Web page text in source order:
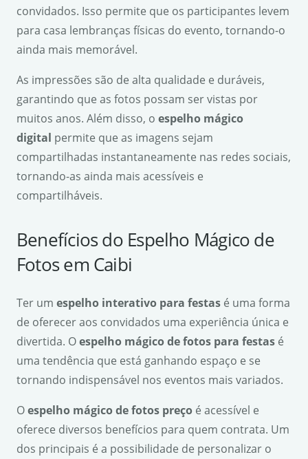
convidados. Isso permite que os participantes levem
para casa lembranças físicas do evento, tornando-o
ainda mais memorável.
As impressões são de alta qualidade e duráveis,
garantindo que as fotos possam ser vistas por
muitos anos. Além disso, o espelho mágico
digital permite que as imagens sejam
compartilhadas instantaneamente nas redes sociais,
tornando-as ainda mais acessíveis e
compartilháveis.
Benefícios do Espelho Mágico de
Fotos em Caibi
Ter um espelho interativo para festas é uma forma
de oferecer aos convidados uma experiência única e
divertida. Oespelho mágico de fotos para festas é
uma tendência que está ganhando espaço e se
tornando indispensável nos eventos mais variados.
Oespelho mágico de fotos preço é acessível e
oferece diversos benefícios para quem contrata. Um
dos principais é a possibilidade de personalizar o